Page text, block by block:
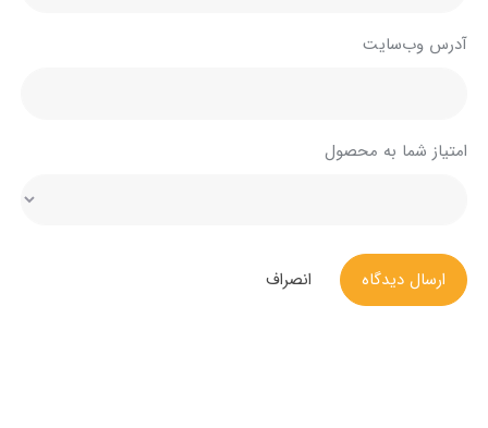
آدرس وب‌سایت
امتیاز شما به محصول
ارسال دیدگاه انصراف